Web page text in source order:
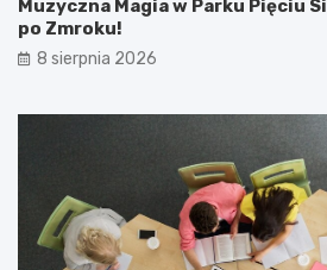
Muzyczna Magia w Parku Pięciu
po Zmroku!
8 sierpnia 2026